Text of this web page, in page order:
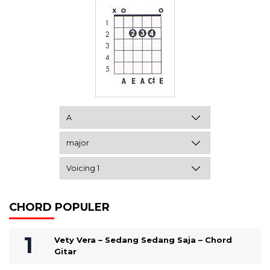
CHORD POPULER
Vety Vera – Sedang Sedang Saja – Chord
Gitar